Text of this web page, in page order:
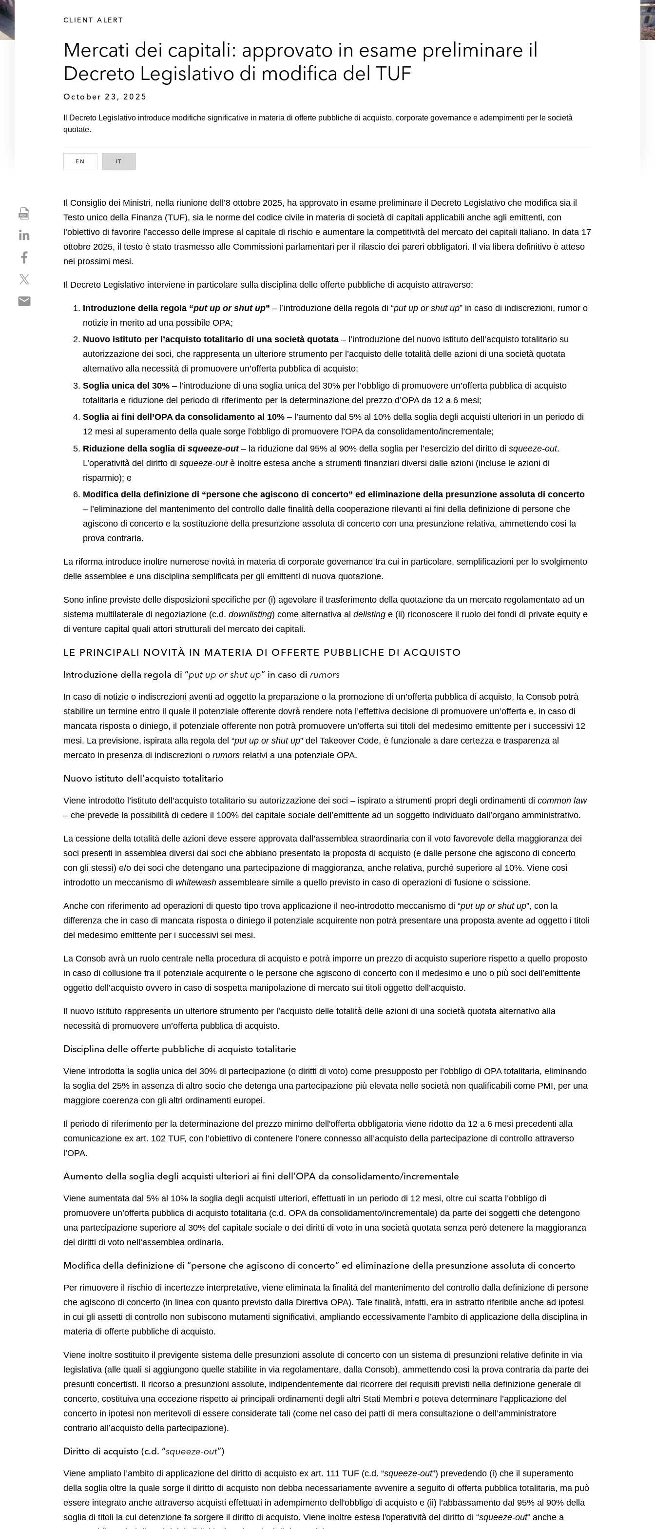
e
s
CLIENT ALERT
Mercati dei capitali: approvato in esame preliminare il
Decreto Legislativo di modifica del TUF
October 23, 2025
Il Decreto Legislativo introduce modifiche significative in materia di offerte pubbliche di acquisto, corporate governance e adempimenti per le società
quotate.
EN IT
S
e
S
aS
h
Il Consiglio dei Ministri, nella riunione dell’8 ottobre 2025, ha approvato in esame preliminare il Decreto Legislativo che modifica sia il
Testo unico della Finanza (TUF), sia le norme del codice civile in materia di società di capitali applicabili anche agli emittenti, con
l’obiettivo di favorire l’accesso delle imprese al capitale di rischio e aumentare la competitività del mercato dei capitali italiano. In data 17
ottobre 2025, il testo è stato trasmesso alle Commissioni parlamentari per il rilascio dei pareri obbligatori. Il via libera definitivo è atteso
nei prossimi mesi.
Il Decreto Legislativo interviene in particolare sulla disciplina delle offerte pubbliche di acquisto attraverso:
Introduzione della regola “put up or shut up” – l’introduzione della regola di “put up or shut up” in caso di indiscrezioni, rumor o
notizie in merito ad una possibile OPA;
Nuovo istituto per l’acquisto totalitario di una società quotata – l’introduzione del nuovo istituto dell’acquisto totalitario su
autorizzazione dei soci, che rappresenta un ulteriore strumento per l’acquisto delle totalità delle azioni di una società quotata
alternativo alla necessità di promuovere un’offerta pubblica di acquisto;
Soglia unica del 30% – l’introduzione di una soglia unica del 30% per l’obbligo di promuovere un’offerta pubblica di acquisto
totalitaria e riduzione del periodo di riferimento per la determinazione del prezzo d’OPA da 12 a 6 mesi;
Soglia ai fini dell’OPA da consolidamento al 10% – l’aumento dal 5% al 10% della soglia degli acquisti ulteriori in un periodo di
12 mesi al superamento della quale sorge l’obbligo di promuovere l’OPA da consolidamento/incrementale;
Riduzione della soglia di squeeze-out– la riduzione dal 95% al 90% della soglia per l’esercizio del diritto di squeeze-out.
L’operatività del diritto di squeeze-outè inoltre estesa anche a strumenti finanziari diversi dalle azioni (incluse le azioni di
risparmio); e
Modifica della definizione di “persone che agiscono di concerto” ed eliminazione della presunzione assoluta di concerto
– l’eliminazione del mantenimento del controllo dalle finalità della cooperazione rilevanti ai fini della definizione di persone che
agiscono di concerto e la sostituzione della presunzione assoluta di concerto con una presunzione relativa, ammettendo così la
prova contraria.
La riforma introduce inoltre numerose novità in materia di corporate governance tra cui in particolare, semplificazioni per lo svolgimento
delle assemblee e una disciplina semplificata per gli emittenti di nuova quotazione.
Sono infine previste delle disposizioni specifiche per (i) agevolare il trasferimento della quotazione da un mercato regolamentato ad un
sistema multilaterale di negoziazione (c.d. downlisting) come alternativa al delisting e (ii) riconoscere il ruolo dei fondi di private equity e
di venture capital quali attori strutturali del mercato dei capitali.
LE PRINCIPALI NOVITÀ IN MATERIA DI OFFERTE PUBBLICHE DI ACQUISTO
Introduzione della regola di “put up or shut up” in caso di rumors
In caso di notizie o indiscrezioni aventi ad oggetto la preparazione o la promozione di un’offerta pubblica di acquisto, la Consob potrà
stabilire un termine entro il quale il potenziale offerente dovrà rendere nota l’effettiva decisione di promuovere un’offerta e, in caso di
mancata risposta o diniego, il potenziale offerente non potrà promuovere un’offerta sui titoli del medesimo emittente per i successivi 12
mesi. La previsione, ispirata alla regola del “put up or shut up” del Takeover Code, è funzionale a dare certezza e trasparenza al
mercato in presenza di indiscrezioni o rumors relativi a una potenziale OPA.
Nuovo istituto dell’acquisto totalitario
Viene introdotto l’istituto dell’acquisto totalitario su autorizzazione dei soci – ispirato a strumenti propri degli ordinamenti di common law
– che prevede la possibilità di cedere il 100% del capitale sociale dell’emittente ad un soggetto individuato dall’organo amministrativo.
La cessione della totalità delle azioni deve essere approvata dall’assemblea straordinaria con il voto favorevole della maggioranza dei
soci presenti in assemblea diversi dai soci che abbiano presentato la proposta di acquisto (e dalle persone che agiscono di concerto
con gli stessi) e/o dei soci che detengano una partecipazione di maggioranza, anche relativa, purché superiore al 10%. Viene così
introdotto un meccanismo di whitewash assembleare simile a quello previsto in caso di operazioni di fusione o scissione.
Anche con riferimento ad operazioni di questo tipo trova applicazione il neo-introdotto meccanismo di “put up or shut up”, con la
differenza che in caso di mancata risposta o diniego il potenziale acquirente non potrà presentare una proposta avente ad oggetto i titoli
del medesimo emittente per i successivi sei mesi.
La Consob avrà un ruolo centrale nella procedura di acquisto e potrà imporre un prezzo di acquisto superiore rispetto a quello proposto
in caso di collusione tra il potenziale acquirente o le persone che agiscono di concerto con il medesimo e uno o più soci dell’emittente
oggetto dell’acquisto ovvero in caso di sospetta manipolazione di mercato sui titoli oggetto dell’acquisto.
Il nuovo istituto rappresenta un ulteriore strumento per l’acquisto delle totalità delle azioni di una società quotata alternativo alla
necessità di promuovere un’offerta pubblica di acquisto.
Disciplina delle offerte pubbliche di acquisto totalitarie
Viene introdotta la soglia unica del 30% di partecipazione (o diritti di voto) come presupposto per l’obbligo di OPA totalitaria, eliminando
la soglia del 25% in assenza di altro socio che detenga una partecipazione più elevata nelle società non qualificabili come PMI, per una
maggiore coerenza con gli altri ordinamenti europei.
Il periodo di riferimento per la determinazione del prezzo minimo dell'offerta obbligatoria viene ridotto da 12 a 6 mesi precedenti alla
comunicazione ex art. 102 TUF, con l’obiettivo di contenere l’onere connesso all’acquisto della partecipazione di controllo attraverso
l’OPA.
Aumento della soglia degli acquisti ulteriori ai fini dell’OPA da consolidamento/incrementale
Viene aumentata dal 5% al 10% la soglia degli acquisti ulteriori, effettuati in un periodo di 12 mesi, oltre cui scatta l’obbligo di
promuovere un’offerta pubblica di acquisto totalitaria (c.d. OPA da consolidamento/incrementale) da parte dei soggetti che detengono
una partecipazione superiore al 30% del capitale sociale o dei diritti di voto in una società quotata senza però detenere la maggioranza
dei diritti di voto nell’assemblea ordinaria.
Modifica della definizione di “persone che agiscono di concerto” ed eliminazione della presunzione assoluta di concerto
Per rimuovere il rischio di incertezze interpretative, viene eliminata la finalità del mantenimento del controllo dalla definizione di persone
che agiscono di concerto (in linea con quanto previsto dalla Direttiva OPA). Tale finalità, infatti, era in astratto riferibile anche ad ipotesi
in cui gli assetti di controllo non subiscono mutamenti significativi, ampliando eccessivamente l’ambito di applicazione della disciplina in
materia di offerte pubbliche di acquisto.
Viene inoltre sostituito il previgente sistema delle presunzioni assolute di concerto con un sistema di presunzioni relative definite in via
legislativa (alle quali si aggiungono quelle stabilite in via regolamentare, dalla Consob), ammettendo così la prova contraria da parte dei
presunti concertisti. Il ricorso a presunzioni assolute, indipendentemente dal ricorrere dei requisiti previsti nella definizione generale di
concerto, costituiva una eccezione rispetto ai principali ordinamenti degli altri Stati Membri e poteva determinare l’applicazione del
concerto in ipotesi non meritevoli di essere considerate tali (come nel caso dei patti di mera consultazione o dell’amministratore
contrario all’acquisto della partecipazione).
Diritto di acquisto (c.d. “squeeze-out”)
Viene ampliato l’ambito di applicazione del diritto di acquisto ex art. 111 TUF (c.d. “squeeze-out”) prevedendo (i) che il superamento
della soglia oltre la quale sorge il diritto di acquisto non debba necessariamente avvenire a seguito di offerta pubblica totalitaria, ma può
essere integrato anche attraverso acquisti effettuati in adempimento dell'obbligo di acquisto e (ii) l’abbassamento dal 95% al 90% della
soglia di titoli la cui detenzione fa sorgere il diritto di acquisto. Viene inoltre estesa l'operatività del diritto di “squeeze-out” anche a